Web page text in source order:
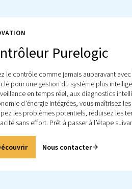
Tous les produits
Découvrez tous nos produits, y
compris les compresseurs à vis,
les compresseurs à pistons et
les surpresseurs. Découvrez
également nos produits de
contrôleurs.